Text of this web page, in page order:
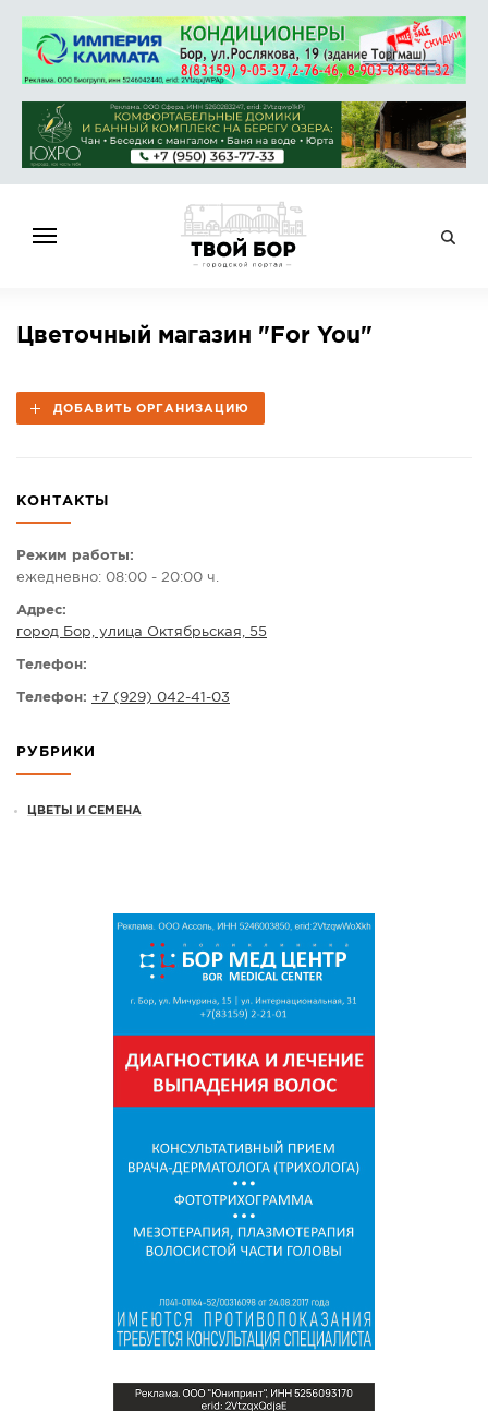
НОВОСТИ
ОБЪЯВЛЕНИЯ
КАМЕРЫ
КОНКУРСЫ
Цветочный магазин "For You"
ДОБАВИТЬ ОРГАНИЗАЦИЮ
КОНТАКТЫ
Режим работы:
ежедневно: 08:00 - 20:00 ч.
Адрес:
город Бор, улица Октябрьская, 55
Телефон:
Телефон: +7 (929) 042-41-03
РУБРИКИ
ЦВЕТЫ И СЕМЕНА